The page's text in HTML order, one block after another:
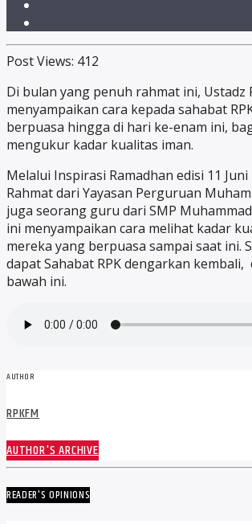
Post Views: 412
Di bulan yang penuh rahmat ini, Ustadz
menyampaikan cara kepada sahabat
berpuasa hingga di hari ke-enam ini,
mengukur kadar kualitas iman.
Melalui Inspirasi Ramadhan edisi 11 Juni
Rahmat dari Yayasan Perguruan
juga seorang guru dari SMP
ini menyampaikan cara melihat kadar
mereka yang berpuasa sampai saat ini.
dapat Sahabat RPK dengarkan kembali,
bawah ini.
AUTHOR
RPKFM
AUTHOR'S ARCHIVE
READER'S OPINIONS